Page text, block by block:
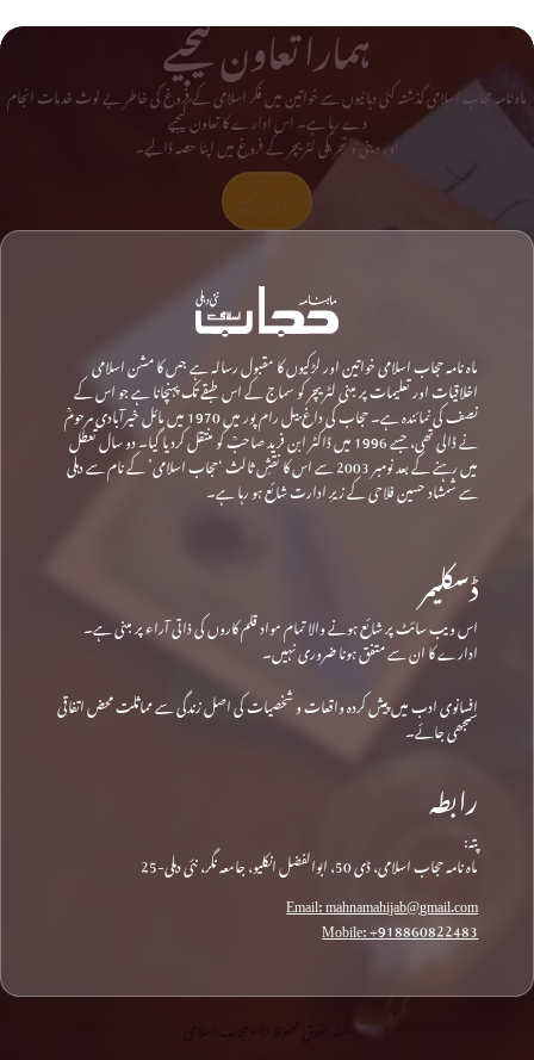
ہمارا تعاون کیجیے
ماہ نامہ حجاب اسلامی گذشتہ کئی دہائیوں سے خواتین میں فکر اسلامی کے فروغ کی خاطر بے لوث خدمات انجام
دے رہا ہے۔ اس ادارے کا تعاون کیجیے
اور دینی و تحریکی لٹریچر کے فروغ میں اپنا حصہ ڈالیے۔
ماہ نامہ حجاب اسلامی خواتین اور لڑکیوں کا مقبول رسالہ ہے جس کا مشن اسلامی
اخلاقیات اور تعلیمات پر مبنی لٹریچر کو سماج کے اس طبقے تک پہنچانا ہے جو اس کے
نصف کی نمائندہ ہے۔ حجاب کی داغ بیل رام پور میں 1970 میں مائل خیرآبادی مرحومؒ
نے ڈالی تھی، جسے 1996 میں ڈاکٹر ابن فرید صاحبؒ کو منتقل کردیا گیا۔ دو سال تعطل
میں رہنے کے بعد نومبر 2003 سے اس کا نقشِ ثالث ‘حجاب اسلامی’ کے نام سے دہلی
سے شمشاد حسین فلاحی کے زیرِ ادارت شائع ہو رہا ہے۔
ڈسکلیمر
اس ویب سائٹ پر شائع ہونے والا تمام مواد قلم کاروں کی ذاتی آراء پر مبنی ہے۔
ادارے کا ان سے متفق ہونا ضروری نہیں۔
افسانوی ادب میں پیش کردہ واقعات و شخصیات کی اصل زندگی سے مماثلت محض اتفاقی
سمجھی جائے۔
رابطہ
پتہ:
ماہ نامہ حجاب اسلامی، ڈی 50، ابوالفضل انکلیو، جامعہ نگر، نئی دہلی-25
Email: mahnamahijab@gmail.com
Mobile: +918860822483